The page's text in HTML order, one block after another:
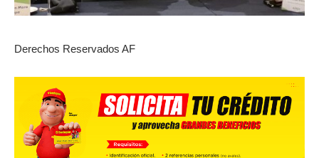
Derechos Reservados AF